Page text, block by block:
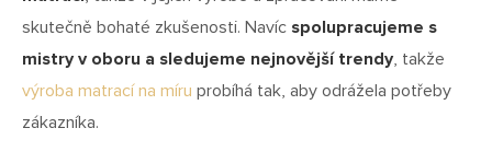
skutečně bohaté zkušenosti. Navíc spolupracujeme s
mistry v oboru a sledujeme nejnovější trendy, takže
výroba matrací na míru probíhá tak, aby odrážela potřeby
zákazníka.